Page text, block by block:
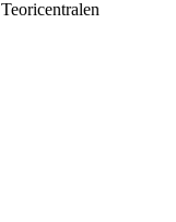
Teoricentralen